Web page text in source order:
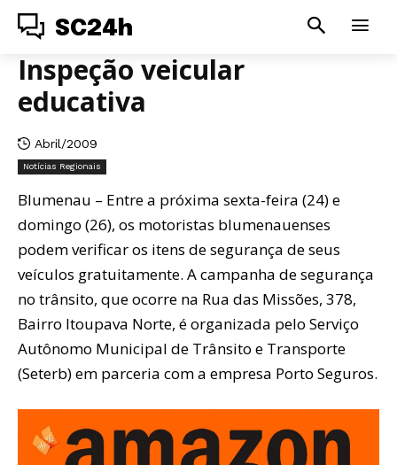
SC24h
Inspeção veicular
educativa
Abril/2009
Notícias Regionais
Blumenau – Entre a próxima sexta-feira (24) e
domingo (26), os motoristas blumenauenses
podem verificar os itens de segurança de seus
veículos gratuitamente. A campanha de segurança
no trânsito, que ocorre na Rua das Missões, 378,
Bairro Itoupava Norte, é organizada pelo Serviço
Autônomo Municipal de Trânsito e Transporte
(Seterb) em parceria com a empresa Porto Seguros.